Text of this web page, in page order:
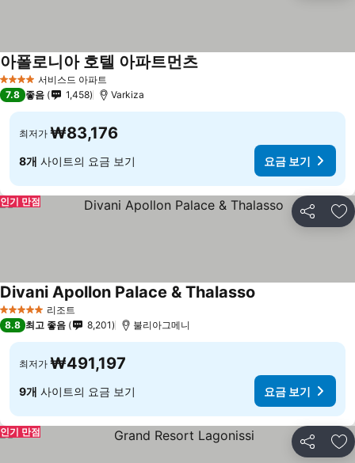
4 성급 서비스드 아파트
아폴로니아 호텔 아파트먼츠
7.8 좋음 1,458 Varkiza
최저가 ₩83,176
8개 사이트의 요금 보기 요금 보기
공유 즐
인기 만점
5 성급 리조트
Divani Apollon Palace & Thalasso
8.8 최고 좋음 8,201 불리아그메니
최저가 ₩491,197
9개 사이트의 요금 보기 요금 보기
공유 즐
인기 만점